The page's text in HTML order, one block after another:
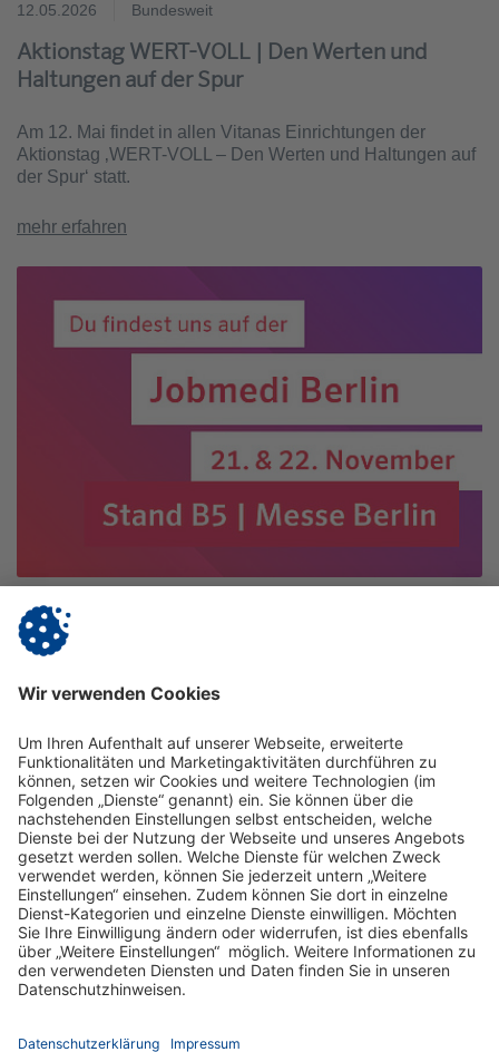
12.05.2026 Bundesweit
Aktionstag WERT-VOLL | Den Werten und
Haltungen auf der Spur
Am 12. Mai findet in allen Vitanas Einrichtungen der
Aktionstag ‚WERT-VOLL – Den Werten und Haltungen auf
der Spur‘ statt.
mehr erfahren
12.11.2025
Vitanas auf der Jobmedi Berlin | 21. & 22.
November
Besuch uns auf der Jobmedi in Berlin am Stand B5!
mehr erfahren
Datenschutz